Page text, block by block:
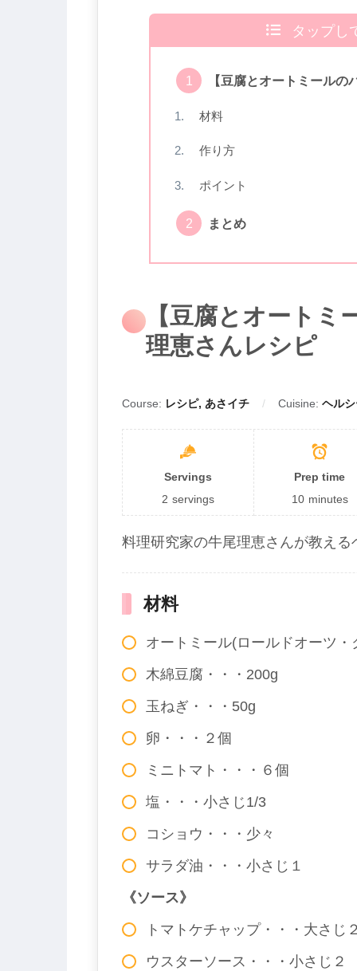
タップし
【豆腐とオートミール
材料
作り方
ポイント
まとめ
【豆腐とオート
理恵さんレシピ
Course: レシピ, あさイチ Cuisine: ヘル
Servings
2 servings
Prep time
10 minutes
料理研究家の牛尾理恵さんが教える
材料
オートミール(ロールドオーツ
木綿豆腐・・・200g
玉ねぎ・・・50g
卵・・・２個
ミニトマト・・・６個
塩・・・小さじ1/3
コショウ・・・少々
サラダ油・・・小さじ１
《ソース》
トマトケチャップ・・・大さじ
ウスターソース・・・小さじ２